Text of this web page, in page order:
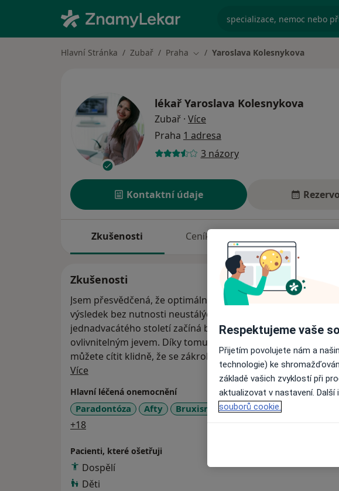
specializace, nemoc nebo
Hlavní Stránka Zubař Praha Změna města
Yaroslava Kolesnykova
lékař Yaroslava Kolesnykova
Zubař · Více
Praha 1 adresa
3 názory
Kontaktní údaje
Zkušenosti Ceník
Zkušenosti
Jsem přesvědčená, že optimálním výsledkem ošetření je
výsledek bez nutnosti neustálých návštěv a oprav. V moderní
jednadvacátého století začíná být bolest při zákrocích
ovlivnitelným jevem. Díky tomu je léčba na stále lepší úrovni
můžete cítit klidně, že se zákrok bude provádět podle vaší
Více
Hlavní léčená onemocnění
Paradontóza Afty Bruxismus / skřípání zubů
+18a11y_sr_more_diseases
Pacienti, které ošetřuji
Dospělí
Děti
Respektujeme vaše
Přijetím povolujete nám a
technologie) ke
základě vašich zvyklostí při
aktualizovat v nastavení.
souborů cookie.